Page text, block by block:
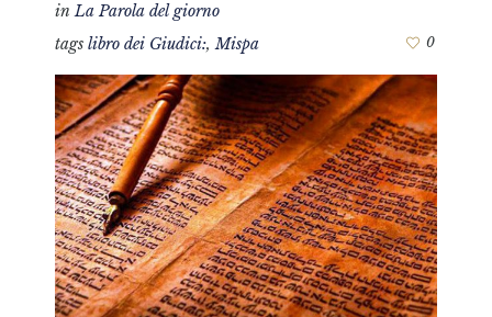
inLa Parola del giorno
tags libro dei Giudici:,Mispa 0